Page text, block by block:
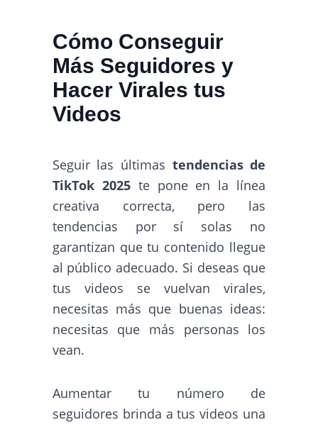
Cómo Conseguir
Más Seguidores y
Hacer Virales tus
Videos
Seguir las últimas tendencias de
TikTok 2025te pone en la línea
creativa correcta, pero las
tendencias por sí solas no
garantizan que tu contenido llegue
al público adecuado. Si deseas que
tus videos se vuelvan virales,
necesitas más que buenas ideas:
necesitas que más personas los
vean.
Aumentar tu número de
seguidores brinda a tus videos una